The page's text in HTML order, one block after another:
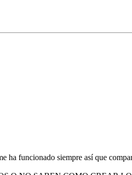
ha funcionado siempre así que